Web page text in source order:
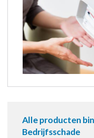
Alle producten
Bedrijfsschade